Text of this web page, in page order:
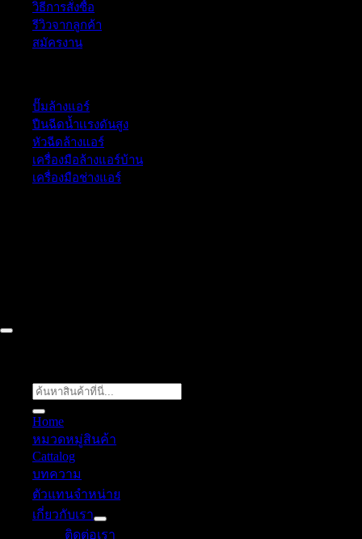
วิธีการสั่งซื้อ
รีวิวจากลูกค้า
สมัครงาน
ปั๊มล้างแอร์
ปืนฉีดน้ำเเรงดันสูง
หัวฉีดล้างแอร์
เครื่องมือล้างแอร์บ้าน
เครื่องมือช่างแอร์
Home
หมวดหมู่สินค้า
Cattalog
บทความ
ตัวแทนจำหน่าย
เกี่ยวกับเรา
ติดต่อเรา